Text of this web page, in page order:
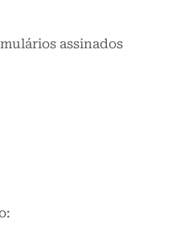
assinados